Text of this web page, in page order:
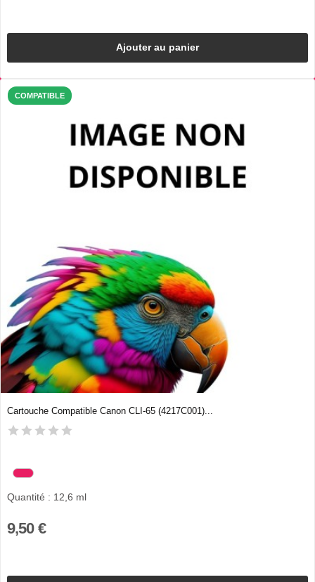
Ajouter au panier
COMPATIBLE
Cartouche Compatible Canon CLI-65 (4217C001)...
Quantité : 12,6 ml
9,50 €